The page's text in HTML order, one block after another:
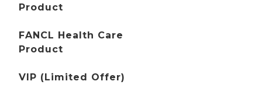
Product
FANCL Health Care
Product
VIP (Limited Offer)